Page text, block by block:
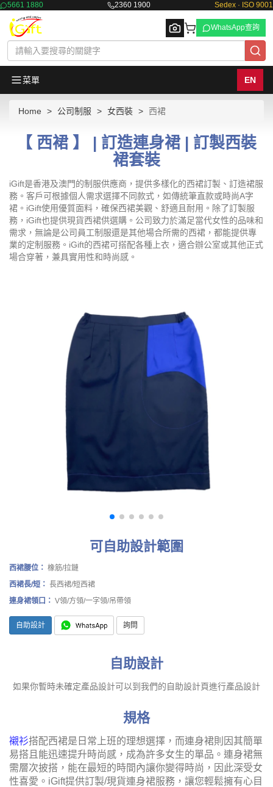
5661 1880 2360 1900 Sedex · ISO 9001
WhatsApp查詢
菜單 EN
Home 公司制服 女西裝 西裙
【 西裙 】 | 訂造連身裙 | 訂製西裝
裙套裝
iGift是香港及澳門的制服供應商，提供多樣化的西裙訂製、訂造裙服
務。客戶可根據個人需求選擇不同款式，如傳統筆直款或時尚A字
裙。iGift使用優質面料，確保西裙美觀、舒適且耐用。除了訂製服
務，iGift也提供現貨西裙供選購。公司致力於滿足當代女性的品味和
需求，無論是公司員工制服還是其他場合所需的西裙，都能提供專
業的定制服務。iGift的西裙可搭配各種上衣，適合辦公室或其他正式
場合穿著，兼具實用性和時尚感。
可自助設計範圍
西裙腰位： 橡筋/拉鏈
西裙長/短： 長西裙/短西裙
連身裙領口： V領/方領/一字領/吊帶領
自助設計 詢問
自助設計
如果你暫時未確定產品設計可以到我們的自助設計頁進行產品設計
規格
襯衫搭配西裙是日常上班的理想選擇，而連身裙則因其簡單
易搭且能迅速提升時尚感，成為許多女生的單品。連身裙無
需層次披搭，能在最短的時間內讓你變得時尚，因此深受女
性喜愛。iGift提供訂製/現貨連身裙服務，讓您輕鬆擁有心目